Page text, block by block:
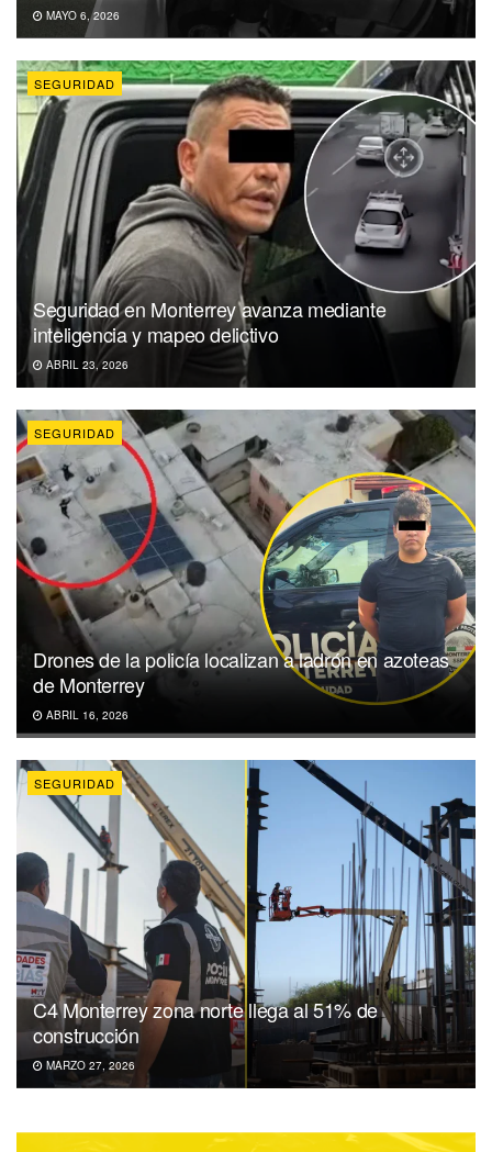
MAYO 6, 2026
SEGURIDAD
Seguridad en Monterrey avanza mediante
inteligencia y mapeo delictivo
ABRIL 23, 2026
SEGURIDAD
Drones de la policía localizan a ladrón en azoteas
de Monterrey
ABRIL 16, 2026
SEGURIDAD
C4 Monterrey zona norte llega al 51% de
construcción
MARZO 27, 2026